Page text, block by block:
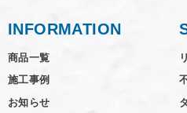
INFORMATION
商品一覧
施工事例
お知らせ